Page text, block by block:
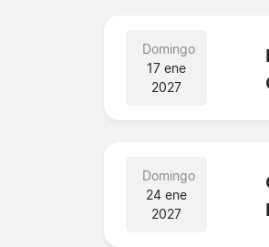
Domingo
17 ene
2027
Domingo
24 ene
2027